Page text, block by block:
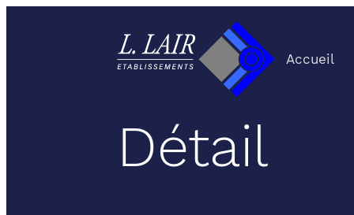
Accueil
Détail